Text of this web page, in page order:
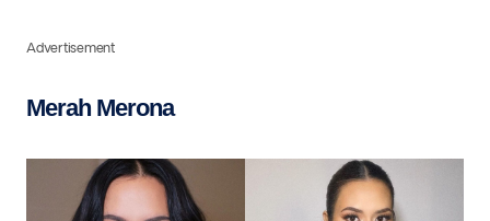
Advertisement
Merah Merona